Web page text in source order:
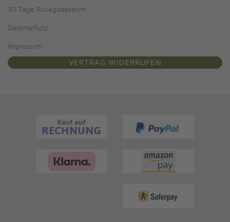
30 Tage Rückgaberecht
Datenschutz
Impressum
VERTRAG WIDERRUFEN